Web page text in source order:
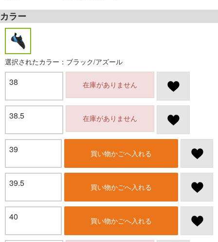
カラー
選択されたカラー：ブラック/アズール
38 在庫がありません
38.5 在庫がありません
39 買い物かごへ入れる
39.5 買い物かごへ入れる
40 買い物かごへ入れる